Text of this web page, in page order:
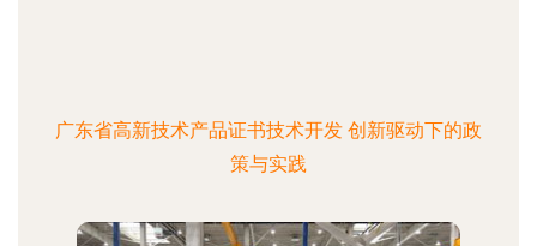
广东省高新技术产品证书技术开发 创新驱动下的政
策与实践